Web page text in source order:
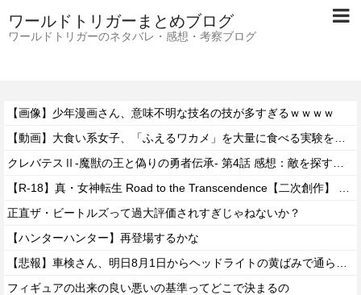
ワールドトリガーまとめブログ
ワールドトリガーのネタバレ・感想・考察ブログ
【画像】少年漫画さん、意味不明な技名の技が多すぎるｗｗｗｗ
正直ザ・ビートルズって過大評価されすぎじゃねないか？
【ハンターハンター】再登場するかな
フィギュアの出来の良い悪いの基準ってどこで決まるの